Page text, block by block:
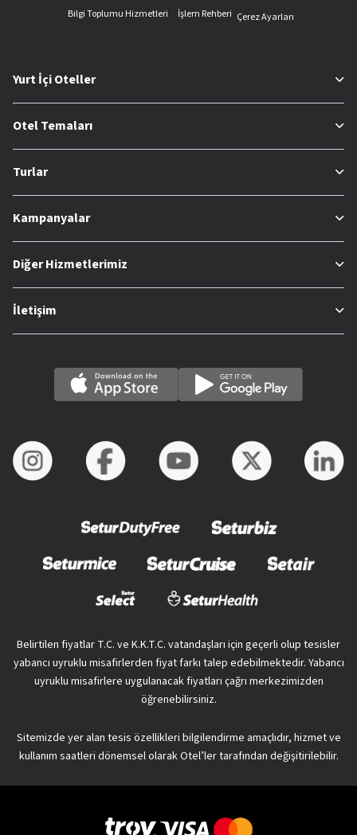
Bilgi Toplumu Hizmetleri
İşlem Rehberi Çerez Ayarları
Yurt İçi Oteller
Otel Temaları
Turlar
Kampanyalar
Diğer Hizmetlerimiz
İletişim
Belirtilen fiyatlar T.C. ve K.K.T.C. vatandaşları için geçerli olup tesisler
yabancı uyruklu misafirlerden fiyat farkı talep edebilmektedir. Yabancı
uyruklu misafirlere uygulanacak fiyatları çağrı merkezimizden
öğrenebilirsiniz.
Sitemizde yer alan tesis özellikleri bilgilendirme amaçlıdır, hizmet ve
kullanım saatleri dönemsel olarak Otel’ler tarafından değişitirilebilir.